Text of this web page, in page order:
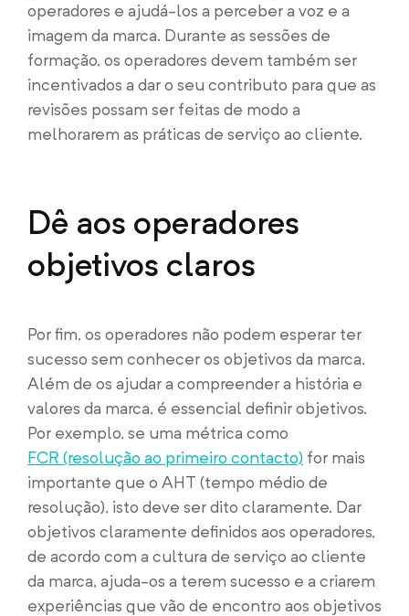
operadores e ajudá-los a perceber a voz e a
imagem da marca. Durante as sessões de
formação, os operadores devem também ser
incentivados a dar o seu contributo para que as
revisões possam ser feitas de modo a
melhorarem as práticas de serviço ao cliente.
Dê aos operadores
objetivos claros
Por fim, os operadores não podem esperar ter
sucesso sem conhecer os objetivos da marca.
Além de os ajudar a compreender a história e
valores da marca, é essencial definir objetivos.
Por exemplo, se uma métrica como
FCR (resolução ao primeiro contacto) for mais
importante que o AHT (tempo médio de
resolução), isto deve ser dito claramente. Dar
objetivos claramente definidos aos operadores,
de acordo com a cultura de serviço ao cliente
da marca, ajuda-os a terem sucesso e a criarem
experiências que vão de encontro aos objetivos